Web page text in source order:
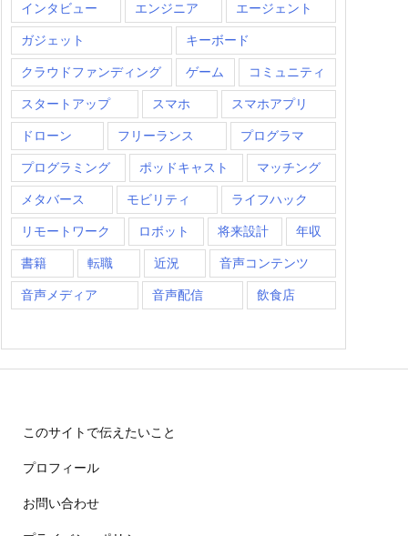
インタビュー エンジニア エージェント
ガジェット キーボード
クラウドファンディング ゲーム コミュニティ
スタートアップ スマホ スマホアプリ
ドローン フリーランス プログラマ
プログラミング ポッドキャスト マッチング
メタバース モビリティ ライフハック
リモートワーク ロボット 将来設計 年収
書籍 転職 近況 音声コンテンツ
音声メディア 音声配信 飲食店
このサイトで伝えたいこと
プロフィール
お問い合わせ